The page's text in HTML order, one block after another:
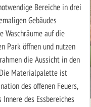
Bereiche in drei
Gebäudes
Waschräume auf die
Park öffnen und nutzen
die Aussicht in den
Materialpalette ist
des offenen Feuers,
des Essbereiches